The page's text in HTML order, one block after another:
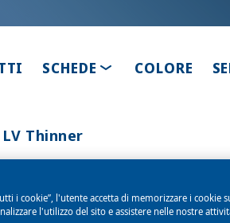
SCHEDE TOGGLECOLORE
Thinner
i cookie”, l'utente accetta di memorizzare i
l'utilizzo del sito e assistere nelle nostre